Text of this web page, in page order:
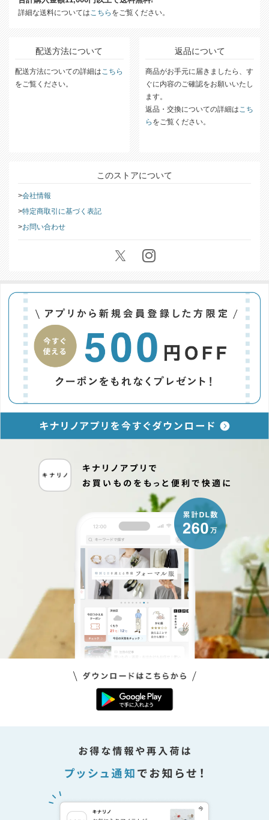
詳細な送料についてはこちら をご覧ください。
配送方法について
配送方法についての詳細はこちら
をご覧ください。
返品について
商品がお手元に届きましたら、す
ぐに内容のご確認をお願いいたし
ます。
返品・交換についての詳細はこち
ら をご覧ください。
このストアについて
会社情報
特定商取引に基づく表記
お問い合わせ